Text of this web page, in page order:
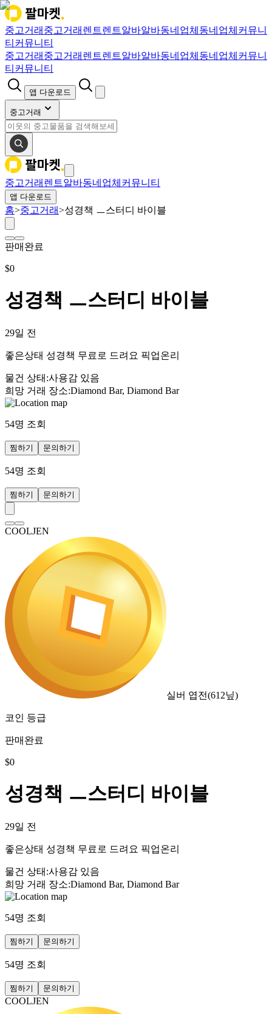
중고거래 중고거래 렌트렌트알바알바동네업체 동네업체 커뮤니
티 커뮤니티
중고거래 중고거래 렌트렌트알바알바동네업체 동네업체 커뮤니
티 커뮤니티
앱 다운로드
중고거래
중고거래 렌트알바동네업체 커뮤니티
앱 다운로드
홈>중고거래>성경책 ㅡ스터디 바이블
판매완료
$0
성경책 ㅡ스터디 바이블
29일 전
좋은상태 성경책 무료로 드려요 픽업온리
물건 상태 :사용감 있음
희망 거래 장소:Diamond Bar, Diamond Bar
54명 조회
찜하기 문의하기
54명 조회
찜하기 문의하기
COOLJEN
실버 엽전(612닢)
코인 등급
판매완료
$0
성경책 ㅡ스터디 바이블
29일 전
좋은상태 성경책 무료로 드려요 픽업온리
물건 상태 :사용감 있음
희망 거래 장소:Diamond Bar, Diamond Bar
54명 조회
찜하기 문의하기
54명 조회
찜하기 문의하기
COOLJEN